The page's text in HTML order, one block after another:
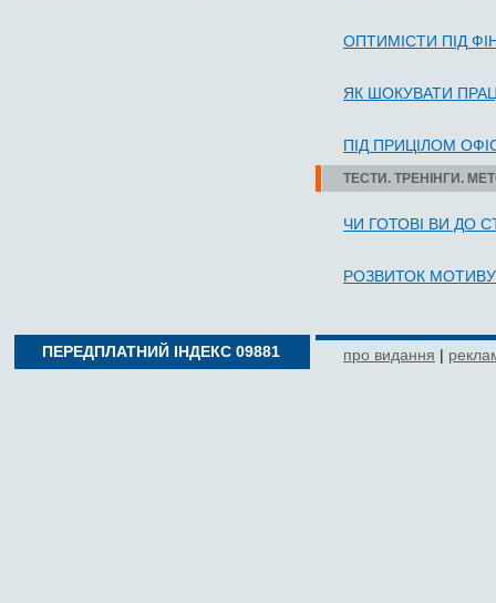
ОПТИМІСТИ ПІД
ЯК ШО­КУ­ВА­ТИ
ПІД ПРИЦІЛОМ
ТЕСТИ. ТРЕНІНГИ.
ЧИ ГО­ТОВІ ВИ ДО
РОЗ­ВИТОК
ПЕРЕДПЛАТНИЙ ІНДЕКС 09881 про видання |